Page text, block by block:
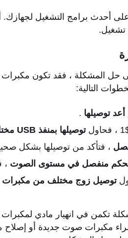
على أحدث برامج التشغيل
تشغيل.
حل المشكلة ، فقد تكون
التالية:
أعد توصيلها .
توصيلها بمنفذ USB مختلف
، فتأكد من توصيلها بشكل
منفصل في مستوى الصوت ،
توصيل زوج مختلف من
تكمن في انهيار مادي
مكبرات صوت جديدة أو إصلاح